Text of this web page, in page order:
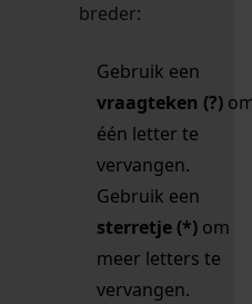
breder:
Gebruik een
vraagteken (?)
één letter te
vervangen.
Gebruik een
sterretje (*) om
meer letters te
vervangen.